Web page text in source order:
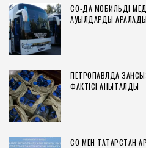
СҚО-ДА МОБИЛЬДІ
АУЫЛДАРДЫ АРАЛАДЫ
ПЕТРОПАВЛДА
ФАКТІСІ АНЫҚТАЛДЫ
СҚО МЕН ТАТАРСТАН